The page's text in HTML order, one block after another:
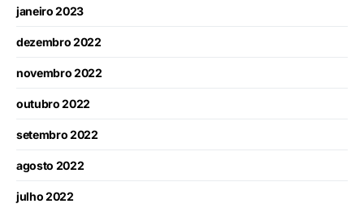
janeiro 2023
dezembro 2022
novembro 2022
outubro 2022
setembro 2022
agosto 2022
julho 2022